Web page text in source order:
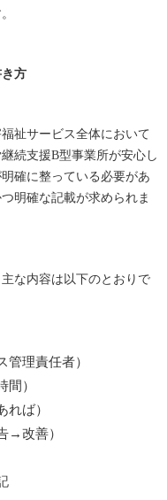
方
祉サービス全体において
続支援B型事業所が安心し
確に整っている必要があ
明確な記載が求められま
な内容は以下のとおりで
理責任者）
）
ば）
→改善）